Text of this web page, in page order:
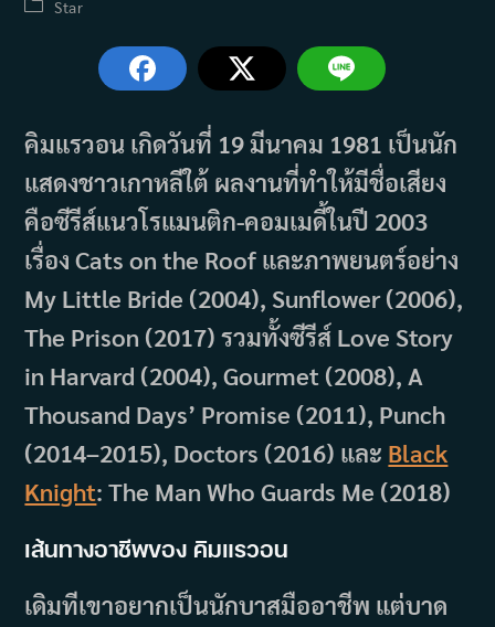
PostStar
คิมแรวอน เกิดวันที่ 19 มีนาคม 1981 เป็นนัก
แสดงชาวเกาหลีใต้ ผลงานที่ทำให้มีชื่อเสียง
คือซีรีส์แนวโรแมนติก-คอมเมดี้ในปี 2003
เรื่อง Cats on the Roof และภาพยนตร์อย่าง
My Little Bride (2004), Sunflower (2006),
The Prison (2017) รวมทั้งซีรีส์ Love Story
in Harvard (2004), Gourmet (2008), A
Thousand Days’ Promise (2011), Punch
(2014–2015), Doctors (2016) และ Black
Knight: The Man Who Guards Me (2018)
เส้นทางอาชีพของ คิมแรวอน
เดิมทีเขาอยากเป็นนักบาสมืออาชีพ แต่บาด